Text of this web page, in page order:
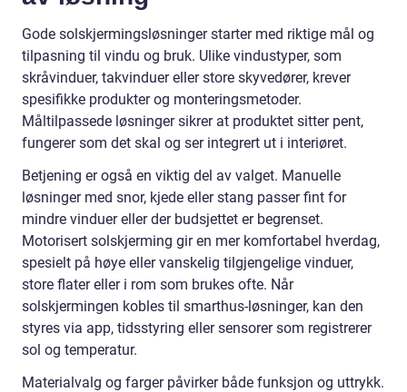
Gode solskjermingsløsninger starter med riktige mål og
tilpasning til vindu og bruk. Ulike vindustyper, som
skråvinduer, takvinduer eller store skyvedører, krever
spesifikke produkter og monteringsmetoder.
Måltilpassede løsninger sikrer at produktet sitter pent,
fungerer som det skal og ser integrert ut i interiøret.
Betjening er også en viktig del av valget. Manuelle
løsninger med snor, kjede eller stang passer fint for
mindre vinduer eller der budsjettet er begrenset.
Motorisert solskjerming gir en mer komfortabel hverdag,
spesielt på høye eller vanskelig tilgjengelige vinduer,
store flater eller i rom som brukes ofte. Når
solskjermingen kobles til smarthus-løsninger, kan den
styres via app, tidsstyring eller sensorer som registrerer
sol og temperatur.
Materialvalg og farger påvirker både funksjon og uttrykk.